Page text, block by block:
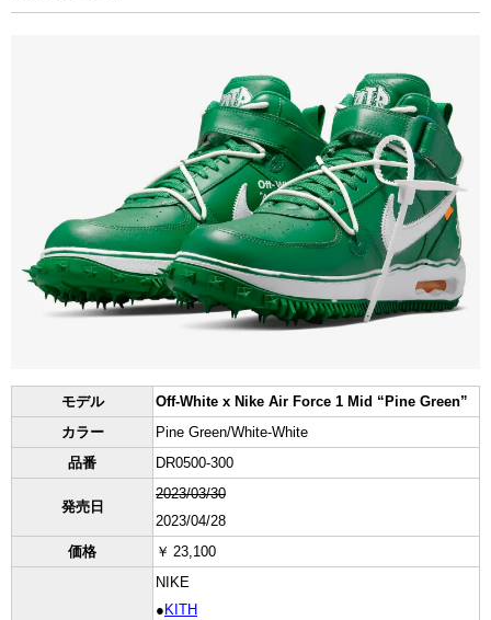
モデル
Off-White x Nike Air Force 1 Mid “Pine Green”
カラー
Pine Green/White-White
品番
DR0500-300
発売日
2023/03/30
2023/04/28
価格
￥ 23,100
NIKE
● KITH